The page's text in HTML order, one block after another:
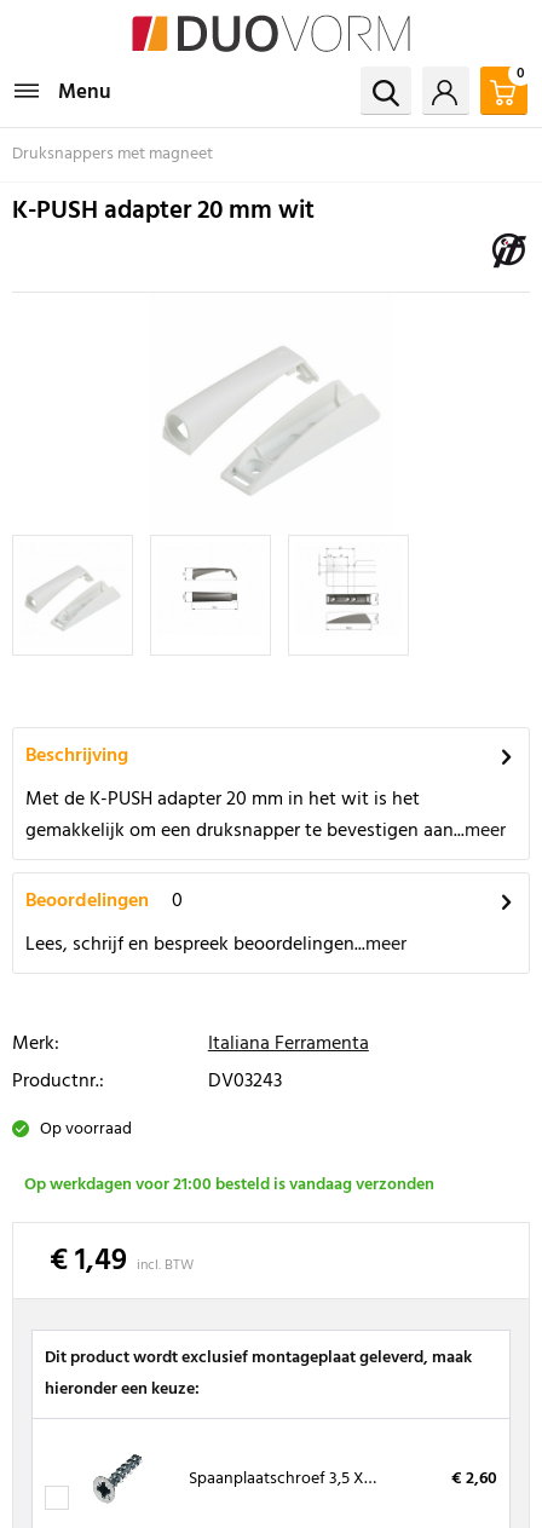
Menu
0
Druksnappers met magneet
K-PUSH adapter 20 mm wit
Beschrijving
Met de K-PUSH adapter 20 mm in het wit is het
gemakkelijk om een druksnapper te bevestigen aan...meer
Beoordelingen
0
Lees, schrijf en bespreek beoordelingen...meer
Merk:
Italiana Ferramenta
Productnr.:
DV03243
Op voorraad
Op werkdagen voor 21:00 besteld is vandaag verzonden
€ 1,49 incl. BTW
Dit product wordt exclusief montageplaat geleverd, maak
hieronder een keuze:
Spaanplaatschroef 3,5 X 16 mm, kruiskop (200 stuks) € 2,60